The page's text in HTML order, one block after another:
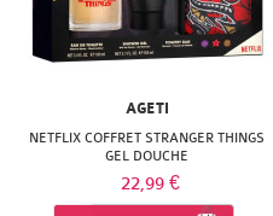
AGETI
NETFLIX COFFRET STRANGER THINGS
GEL DOUCHE
22,99 €